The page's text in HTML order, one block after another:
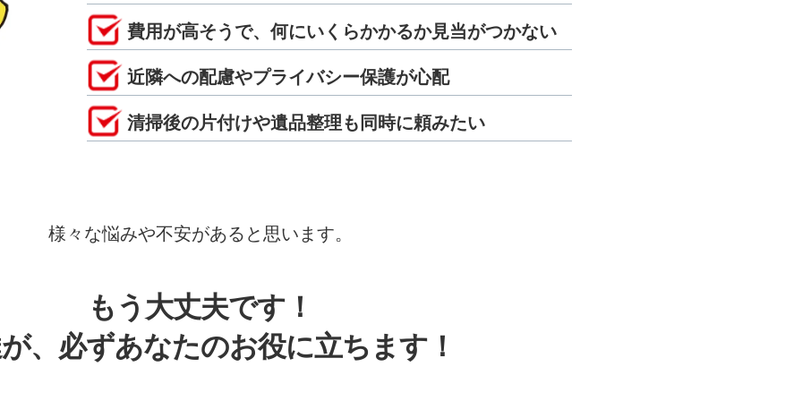
費用が高そうで、何にいくらかかるか見当がつかない
近隣への配慮やプライバシー保護が心配
清掃後の片付けや遺品整理も同時に頼みたい
様々な悩みや不安があると思います。
もう大丈夫です！
、必ずあなたのお役に立ちます！